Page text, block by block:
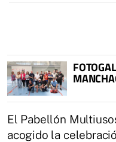
El Pabellón
acogido la